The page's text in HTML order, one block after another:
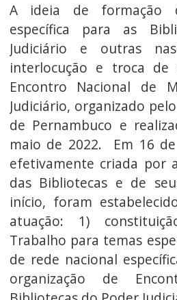
A ideia de formação
específica para as
Judiciário e outras
interlocução e troca de
Encontro Nacional de
Judiciário, organizado
de Pernambuco e
maio de 2022. Em 16
efetivamente criada por
das Bibliotecas e de
início, foram
atuação: 1)
Trabalho para temas
de rede nacional
organização de